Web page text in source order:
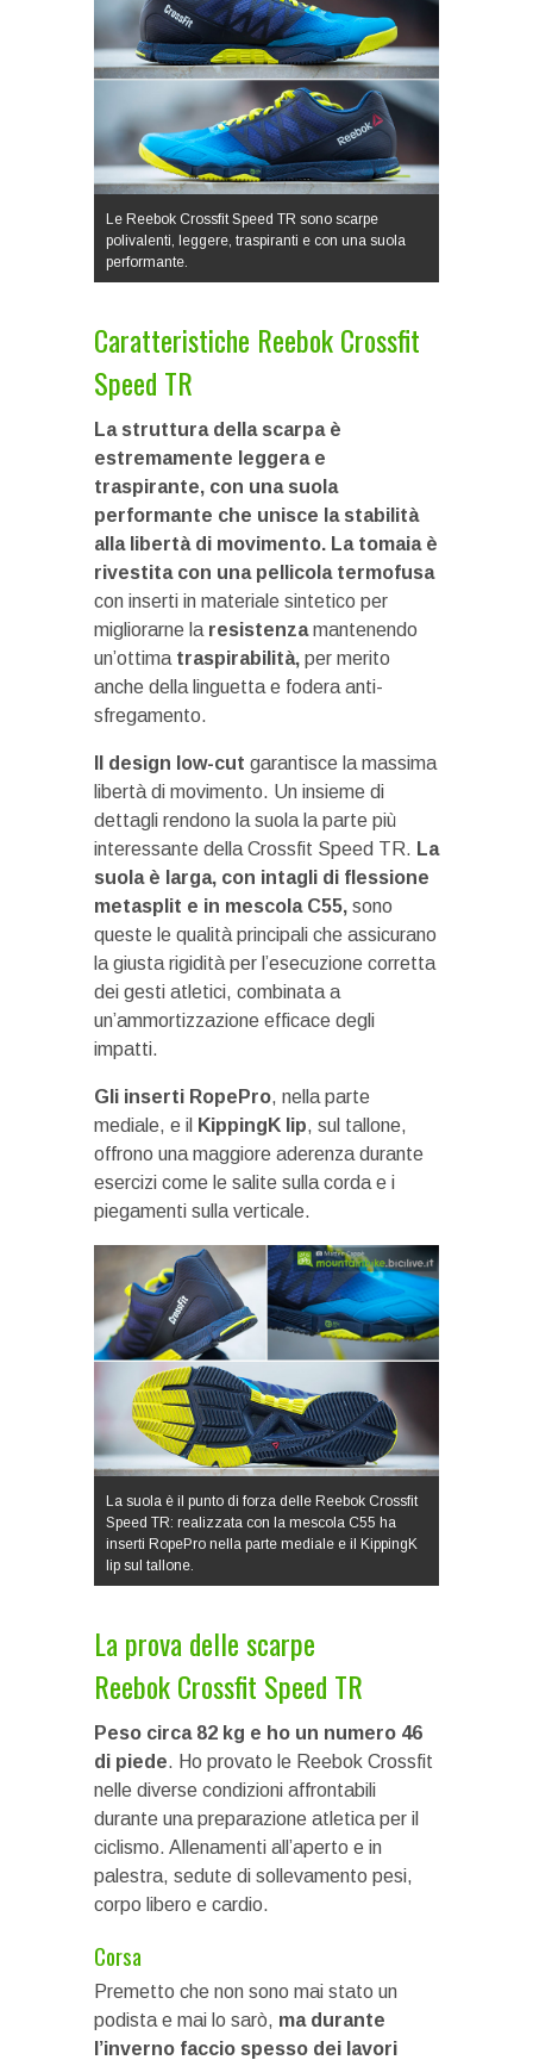
Le Reebok Crossfit Speed TR sono scarpe
polivalenti, leggere, traspiranti e con una suola
performante.
Caratteristiche Reebok Crossfit
Speed TR
La struttura della scarpa è
estremamente leggera e
traspirante, con una suola
performante che unisce la stabilità
alla libertà di movimento. La tomaia è
rivestita con una pellicola termofusa
con inserti in materiale sintetico per
migliorarne la resistenzamantenendo
un’ottima traspirabilità, per merito
anche della linguetta e fodera anti-
sfregamento.
Il design low-cut garantisce la massima
libertà di movimento. Un insieme di
dettagli rendono la suola la parte più
interessante della Crossfit Speed TR. La
suola è larga, con intagli di flessione
metasplit e in mescola C55, sono
queste le qualità principali che assicurano
la giusta rigidità per l’esecuzione corretta
dei gesti atletici, combinata a
un’ammortizzazione efficace degli
impatti.
Gli inserti RopePro, nella parte
mediale, e il KippingK lip, sul tallone,
offrono una maggiore aderenza durante
esercizi come le salite sulla corda e i
piegamenti sulla verticale.
La suola è il punto di forza delle Reebok Crossfit
Speed TR: realizzata con la mescola C55 ha
inserti RopePro nella parte mediale e il KippingK
lip sul tallone.
La prova delle scarpe
Reebok Crossfit Speed TR
Peso circa 82 kg e ho un numero 46
di piede. Ho provato le Reebok Crossfit
nelle diverse condizioni affrontabili
durante una preparazione atletica per il
ciclismo. Allenamenti all’aperto e in
palestra, sedute di sollevamento pesi,
corpo libero e cardio.
Corsa
Premetto che non sono mai stato un
podista e mai lo sarò, ma durante
l’inverno faccio spesso dei lavori